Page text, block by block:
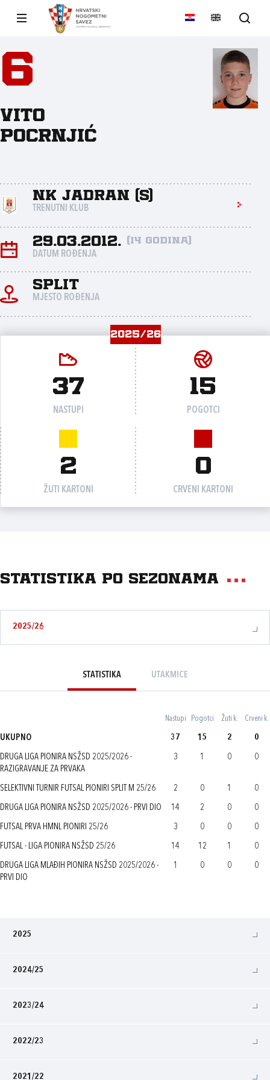
6
Vito
Pocrnjić
NK Jadran (S)
TRENUTNI KLUB
29.03.2012. (14 godina)
DATUM ROĐENJA
Split
MJESTO ROĐENJA
2025/26
37
NASTUPI
15
POGOTCI
2
ŽUTI KARTONI
0
CRVENI KARTONI
Statistika po sezonama
2025/26
STATISTIKA UTAKMICE
Nastupi Pogotci Žuti k. Crveni k.
UKUPNO 37 15 2 0
DRUGA LIGA PIONIRA NSŽSD 2025/2026 -
RAZIGRAVANJE ZA PRVAKA
3 1 0 0
SELEKTIVNI TURNIR FUTSAL PIONIRI SPLIT M 25/26 2 0 1 0
DRUGA LIGA PIONIRA NSŽSD 2025/2026 - PRVI DIO 14 2 0 0
FUTSAL PRVA HMNL PIONIRI 25/26 3 0 0 0
FUTSAL - LIGA PIONIRA NSŽSD 25/26 14 12 1 0
DRUGA LIGA MLAĐIH PIONIRA NSŽSD 2025/2026 -
PRVI DIO
1 0 0 0
2025
2024/25
2023/24
2022/23
2021/22